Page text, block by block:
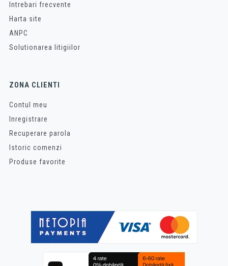
Intrebari frecvente
Harta site
ANPC
Solutionarea litigiilor
ZONA CLIENTI
Contul meu
Inregistrare
Recuperare parola
Istoric comenzi
Produse favorite